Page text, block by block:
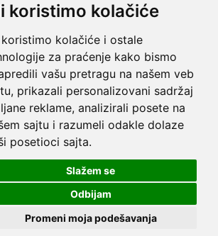
koristimo kolačiće
kolačiće i ostale
za praćenje kako bismo
vašu pretragu na našem veb
prikazali personalizovani sadržaj
reklame, analizirali posete na
sajtu i razumeli odakle dolaze
posetioci sajta.
Slažem se
Odbijam
Promeni moja podešavanja
Vesti
informacija i tema iz Srbije, regiona i sveta.